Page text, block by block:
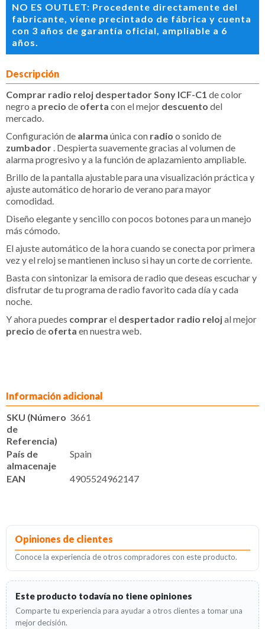
NO ES OUTLET: Procedente directamente del
fabricante, viene precintado de fábrica y cuenta
con 3 años de garantía oficial, ampliable a 6
años.
Descripción
Comprar radio reloj despertador Sony ICF-C1 de color
negro a precio de oferta con el mejor descuento del
mercado.
Configuración de alarma única con radio o sonido de
zumbador . Despierta suavemente gracias al volumen de
alarma progresivo y a la función de aplazamiento ampliable.
Brillo de la pantalla ajustable para una visualización práctica y
ajuste automático de horario de verano para mayor
comodidad.
Diseño elegante y sencillo con pocos botones para un manejo
más cómodo.
El ajuste automático de la hora cuando se conecta por primera
vez y el reloj se mantienen incluso si hay un corte de corriente.
Basta con sintonizar la emisora de radio que deseas escuchar y
disfrutar de tu programa de radio favorito cada día y cada
noche.
Y ahora puedes comprarel despertador radio relojal mejor
precio de oferta en nuestra web.
Información adicional
SKU (Número
de
Referencia)
3661
País de
almacenaje
Spain
EAN 4905524962147
Opiniones de clientes
Conoce la experiencia de otros compradores con este producto.
Este producto todavía no tiene opiniones
Comparte tu experiencia para ayudar a otros clientes a tomar una
mejor decisión.